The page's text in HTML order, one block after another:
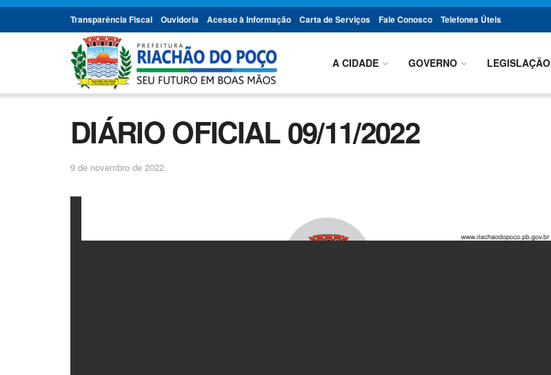
Transparência Fiscal Ouvidoria Acesso à Informação Carta de Serviços Fale Conosco Telefones Úteis
A CIDADE GOVERNO LEGISLAÇÃO
DIÁRIO OFICIAL 09/11/2022
9 de novembro de 2022